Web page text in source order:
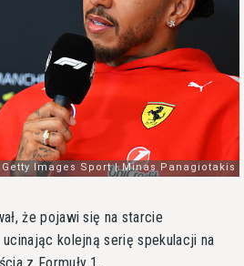
że pojawi się na starcie
kolejną serię spekulacji na